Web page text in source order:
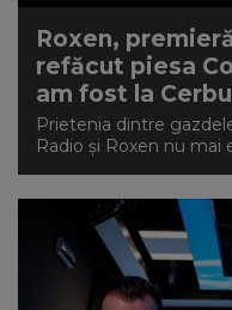
Roxen,
refăcut piesa
am fost la
Prietenia dintre
Radio și Roxen nu mai